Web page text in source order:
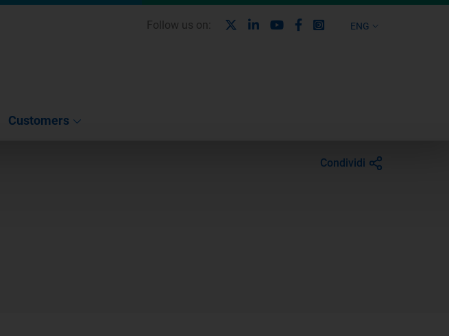
ENG
Follow us on: LinkedinYoutubeFacebook
Instagram
Customers
Condividi